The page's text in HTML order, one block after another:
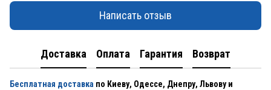
Написать отзыв
Доставка Оплата Гарантия Возврат
Бесплатная доставка по Киеву, Одессе, Днепру, Львову и